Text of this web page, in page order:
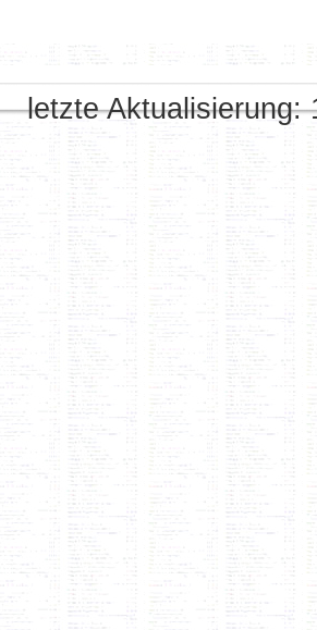
letzte Aktualisierung: